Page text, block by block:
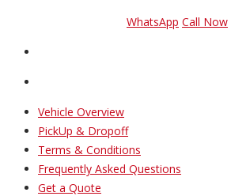
WhatsApp Call Now
Vehicle Overview
PickUp & Dropoff
Terms & Conditions
Frequently Asked Questions
Get a Quote